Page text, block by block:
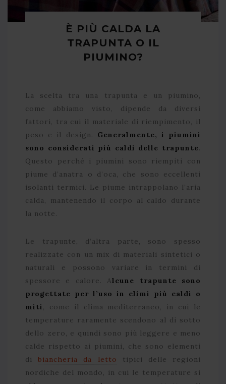
È PIÙ CALDA LA
TRAPUNTA O IL
PIUMINO?
La scelta tra una trapunta e un piumino,
come abbiamo visto, dipende da diversi
fattori, tra cui il materiale di riempimento, il
peso e il design. Generalmente, i piumini
sono considerati più caldi delle trapunte.
Questo perché i piumini sono riempiti con
piume d’anatra o d’oca, che sono eccellenti
isolanti termici. Le piume intrappolano l’aria
calda, mantenendo il corpo al caldo durante
la notte.
Le trapunte, d’altra parte, sono spesso
realizzate con un mix di materiali sintetici o
naturali e possono variare in termini di
spessore e calore. Alcune trapunte sono
progettate per l’uso in climi più caldi o
miti, come il clima mediterraneo, in cui le
temperature raramente scendono al di sotto
dello zero, e quindi sono più leggere e meno
calde rispetto ai piumini, che sono elementi
dibiancheria da letto tipici delle regioni
nordiche del mondo, in cui le temperature si